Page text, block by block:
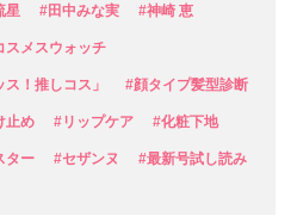
星 #田中みな実 #神崎 恵
スメスウォッチ
！推しコス」 #顔タイプ髪型診断
止め #リップケア #化粧下地
ター #セザンヌ #最新号試し読み